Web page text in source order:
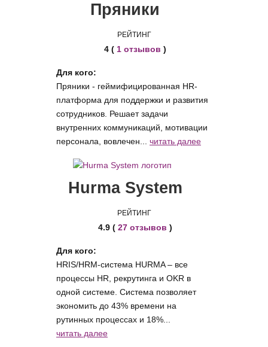
Пряники
РЕЙТИНГ
4 ( 1 отзывов )
Для кого:
Пряники - геймифицированная HR-
платформа для поддержки и развития
сотрудников. Решает задачи
внутренних коммуникаций, мотивации
персонала, вовлечен... читать далее
Hurma System
РЕЙТИНГ
4.9 ( 27 отзывов )
Для кого:
HRIS/HRM-система HURMA – все
процессы HR, рекрутинга и OKR в
одной системе. Система позволяет
экономить до 43% времени на
рутинных процессах и 18%...
читать далее